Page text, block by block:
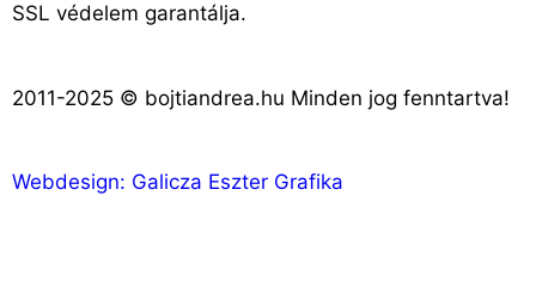
SSL védelem garantálja.
2011-2025 © bojtiandrea.hu Minden jog fenntartva!
Webdesign: Galicza Eszter Grafika